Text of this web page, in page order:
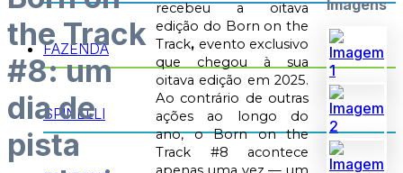
FAZENDA
SPINELLI
the Track
#8: um
dia de
pista
recebeu a oitava
edição do Born on the
Track, evento exclusivo
que chegou à sua
oitava edição em 2025.
Ao contrário de outras
ações ao longo do
ano, o Born on the
Track #8 acontece
Imagens